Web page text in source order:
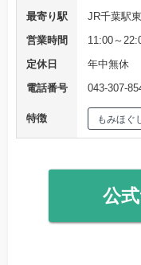
最寄り駅
JR千葉駅
営業時間
11:00～
定休日
年中無休
電話番号
043-307-
特徴 もみほぐ
公